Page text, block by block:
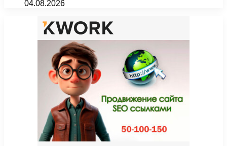
04.08.2026